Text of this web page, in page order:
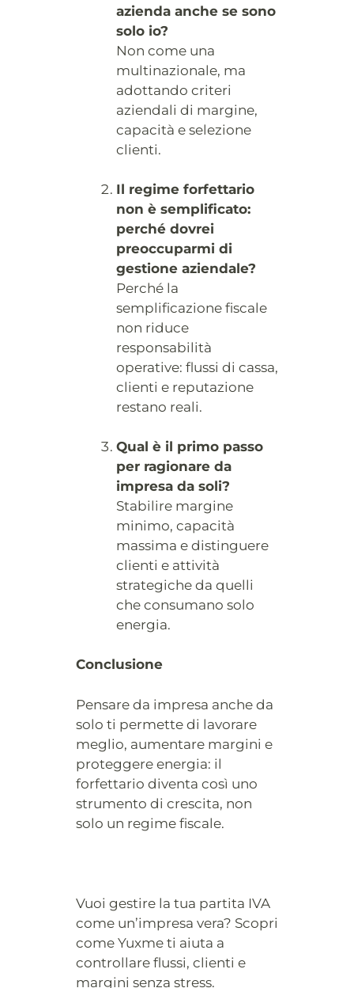
azienda anche se sono
solo io?
Non come una
multinazionale, ma
adottando criteri
aziendali di margine,
capacità e selezione
clienti.
Il regime forfettario
non è semplificato:
perché dovrei
preoccuparmi di
gestione aziendale?
Perché la
semplificazione fiscale
non riduce
responsabilità
operative: flussi di cassa,
clienti e reputazione
restano reali.
Qual è il primo passo
per ragionare da
impresa da soli?
Stabilire margine
minimo, capacità
massima e distinguere
clienti e attività
strategiche da quelli
che consumano solo
energia.
Conclusione
Pensare da impresa anche da
solo ti permette di lavorare
meglio, aumentare margini e
proteggere energia: il
forfettario diventa così uno
strumento di crescita, non
solo un regime fiscale.
Vuoi gestire la tua partita IVA
come un’impresa vera? Scopri
come Yuxme ti aiuta a
controllare flussi, clienti e
margini senza stress.